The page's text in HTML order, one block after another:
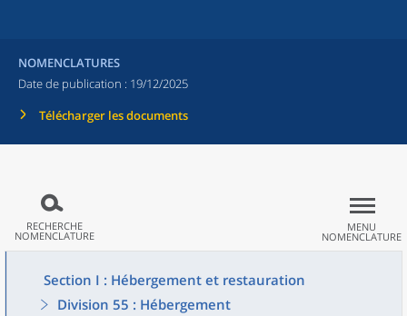
NOMENCLATURES
Date de publication : 19/12/2025
Télécharger les documents
RECHERCHE
NOMENCLATURE
MENU
NOMENCLATURE
Section I : Hébergement et restauration
Division 55 : Hébergement